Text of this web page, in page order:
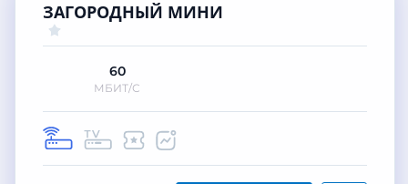
ЗАГОРОДНЫЙ МИНИ
60
МБИТ/С